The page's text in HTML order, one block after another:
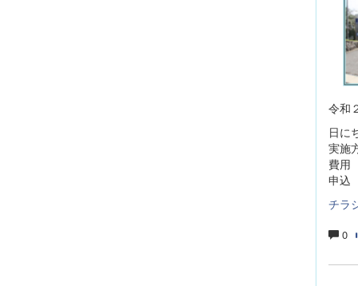
令和
日に
実施
費
申
チラ
0